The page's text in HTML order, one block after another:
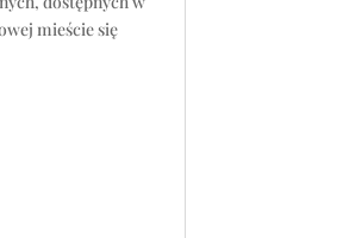
mieście się